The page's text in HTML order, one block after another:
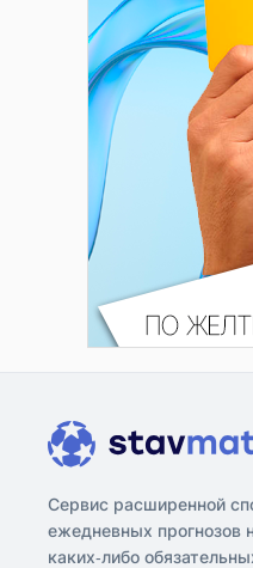
Сервис расширенной
ежедневных прогнозов
каких-либо